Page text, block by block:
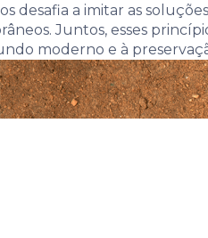
desafia a imitar as
Juntos, esses
moderno e à